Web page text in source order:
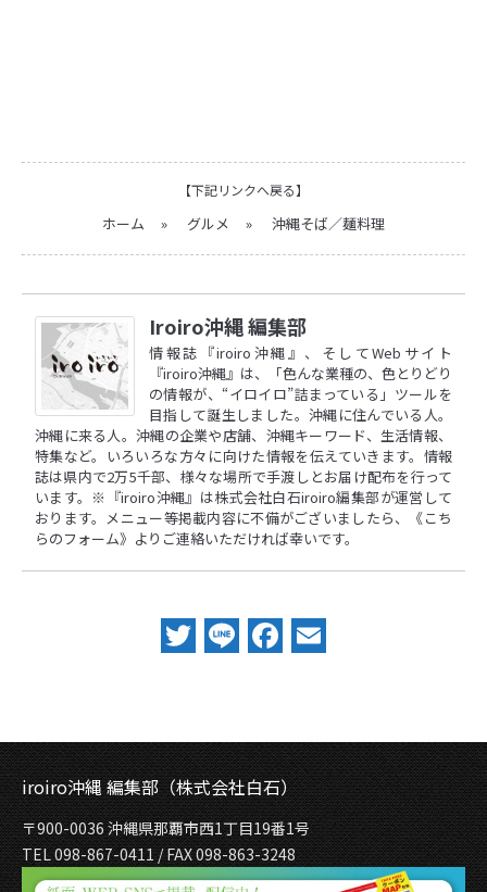
【下記リンクへ戻る】
ホーム » グルメ » 沖縄そば／麺料理
Iroiro沖縄 編集部
情報誌『iroiro沖縄』、そしてWebサイト
『iroiro沖縄』は、「色んな業種の、色とりどり
の情報が、“イロイロ”詰まっている」ツールを
目指して誕生しました。沖縄に住んでいる人。
沖縄に来る人。沖縄の企業や店舗、沖縄キーワード、生活情報、
特集など。いろいろな方々に向けた情報を伝えていきます。情報
誌は県内で2万5千部、様々な場所で手渡しとお届け配布を行って
います。※『iroiro沖縄』は株式会社白石iroiro編集部が運営して
おります。メニュー等掲載内容に不備がございましたら、
《こち
らのフォーム》 よりご連絡いただければ幸いです。
Twitter
LineFacebook
iroiro沖縄 編集部（株式会社白石）
〒900-0036 沖縄県那覇市西1丁目19番1号
TEL 098-867-0411 / FAX 098-863-3248